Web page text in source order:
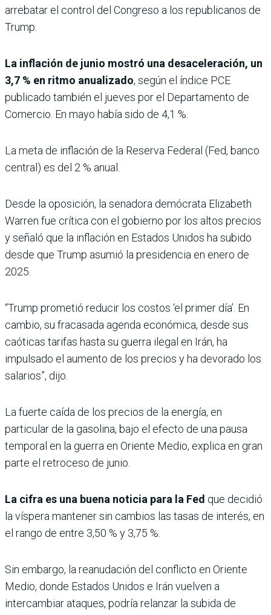
arrebatar el control del Congreso a los republicanos de
Trump.
La inflación de junio mostró una desaceleración, un
3,7 % en ritmo anualizado, según el índice PCE
publicado también el jueves por el Departamento de
Comercio. En mayo había sido de 4,1 %.
La meta de inflación de la Reserva Federal (Fed, banco
central) es del 2 % anual.
Desde la oposición, la senadora demócrata Elizabeth
Warren fue crítica con el gobierno por los altos precios
y señaló que la inflación en Estados Unidos ha subido
desde que Trump asumió la presidencia en enero de
2025.
“Trump prometió reducir los costos ‘el primer día’. En
cambio, su fracasada agenda económica, desde sus
caóticas tarifas hasta su guerra ilegal en Irán, ha
impulsado el aumento de los precios y ha devorado los
salarios”, dijo.
La fuerte caída de los precios de la energía, en
particular de la gasolina, bajo el efecto de una pausa
temporal en la guerra en Oriente Medio, explica en gran
parte el retroceso de junio.
La cifra es una buena noticia para la Fed que decidió
la víspera mantener sin cambios las tasas de interés, en
el rango de entre 3,50 % y 3,75 %.
Sin embargo, la reanudación del conflicto en Oriente
Medio, donde Estados Unidos e Irán vuelven a
intercambiar ataques, podría relanzar la subida de